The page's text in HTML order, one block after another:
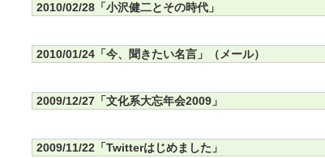
2010/02/28「小沢健二とその時代」
2010/01/24「今、聞きたい名言」（メール）
2009/12/27「文化系大忘年会2009」
2009/11/22「Twitterはじめました」